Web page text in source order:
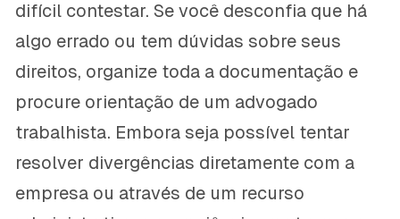
difícil contestar. Se você desconfia que há
algo errado ou tem dúvidas sobre seus
direitos, organize toda a documentação e
procure orientação de um advogado
trabalhista. Embora seja possível tentar
resolver divergências diretamente com a
empresa ou através de um recurso